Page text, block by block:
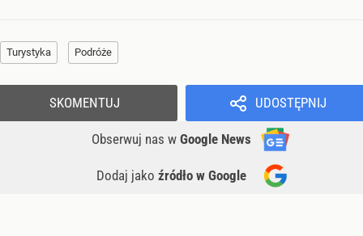
Turystyka Podróże
UDOSTĘPNIJ
Obserwuj nas w Google News
Dodaj jako źródło w Google
SKOMENTUJ